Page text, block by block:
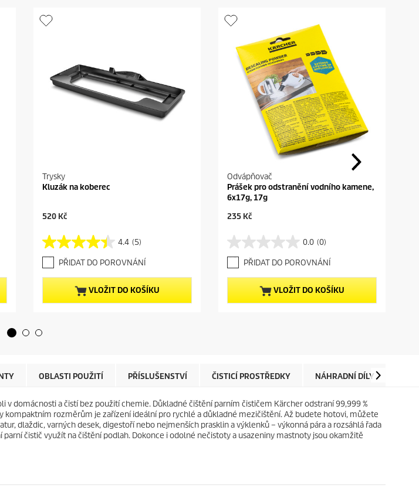
Trysky
Kluzák na koberec
C
e
n
t
p
u
r
e
520 Kč
4.4 (5)
4
.
4
z
h
e
5
r
e
c
PŘIDAT DO POROVNÁNÍ
VLOŽIT DO KOŠÍKU
Odvápňovač
Prášek pro odstranění vodního kamene,
6x17g, 17g
C
e
n
t
p
r
e
235 Kč
0.0 (0)
0
.
0
z
h
e
PŘIDAT DO POROVNÁNÍ
VLOŽIT DO KOŠÍKU
OBLASTI POUŽITÍ PŘÍSLUŠENSTVÍ ČISTICÍ PROSTŘEDKY NÁHRADNÍ DÍLY
v domácnosti a čistí bez použití chemie. Důkladné čištění parním čističem Kärcher odstraní 99,999 %
kompaktním rozměrům je zařízení ideální pro rychlé a důkladné mezičištění. Až budete hotovi, můžete
dlaždic, varných desek, digestoří nebo nejmenších prasklin a výklenků – výkonná pára a rozsáhlá řada
parní čistič využít na čištění podlah. Dokonce i odolné nečistoty a usazeniny mastnoty jsou okamžitě